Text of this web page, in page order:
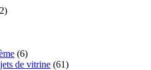
(6)
de vitrine (61)